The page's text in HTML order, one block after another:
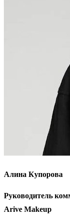
Алина Купорова
Руководитель
Arive Makeup